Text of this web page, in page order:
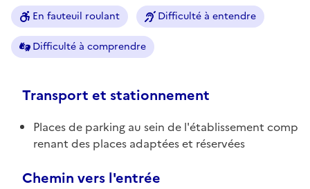
En fauteuil roulant Difficulté à entendre
Difficulté à comprendre
Transport et stationnement
Places de parking au sein de l'établissement comp
renant des places adaptées et réservées
Chemin vers l'entrée